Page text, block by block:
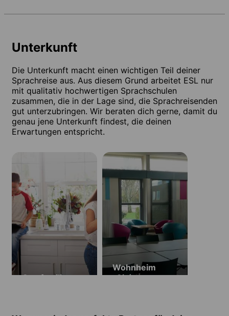
Unterkunft
Die Unterkunft macht einen wichtigen Teil deiner
Sprachreise aus. Aus diesem Grund arbeitet ESL nur
mit qualitativ hochwertigen Sprachschulen
zusammen, die in der Lage sind, die Sprachreisenden
gut unterzubringen. Wir beraten dich gerne, damit du
genau jene Unterkunft findest, die deinen
Erwartungen entspricht.
Gastfamilie
Wohnheim
„Cité